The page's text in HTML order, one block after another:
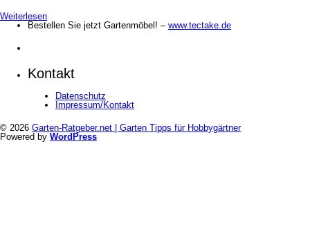
Weiterlesen
Bestellen Sie jetzt Gartenmöbel! – www.tectake.de
Kontakt
Datenschutz
Impressum/Kontakt
© 2026 Garten-Ratgeber.net | Garten Tipps für Hobbygärtner
Powered by WordPress